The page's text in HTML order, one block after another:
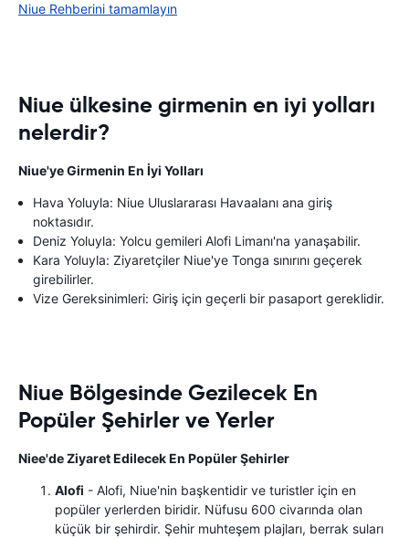
Niue Rehberini tamamlayın
Niue ülkesine girmenin en iyi yolları
nelerdir?
Niue'ye Girmenin En İyi Yolları
Hava Yoluyla: Niue Uluslararası Havaalanı ana giriş
noktasıdır.
Deniz Yoluyla: Yolcu gemileri Alofi Limanı'na yanaşabilir.
Kara Yoluyla: Ziyaretçiler Niue'ye Tonga sınırını geçerek
girebilirler.
Vize Gereksinimleri: Giriş için geçerli bir pasaport gereklidir.
Niue Bölgesinde Gezilecek En
Popüler Şehirler ve Yerler
Niee'de Ziyaret Edilecek En Popüler Şehirler
Alofi - Alofi, Niue'nin başkentidir ve turistler için en
popüler yerlerden biridir. Nüfusu 600 civarında olan
küçük bir şehirdir. Şehir muhteşem plajları, berrak suları